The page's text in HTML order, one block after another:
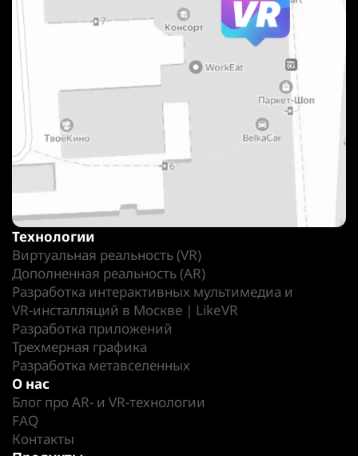
Технологии
Виртуальная реальность (VR)
Дополненная реальность (AR)
Разработка интерактивных мультимедиа и
VR-инсталляций в Москве | LikeVR
Разработка приложений
Трехмерная графика
Разработка метавселенных
О нас
Блог про AR- и VR-технологии
FAQ
Контакты